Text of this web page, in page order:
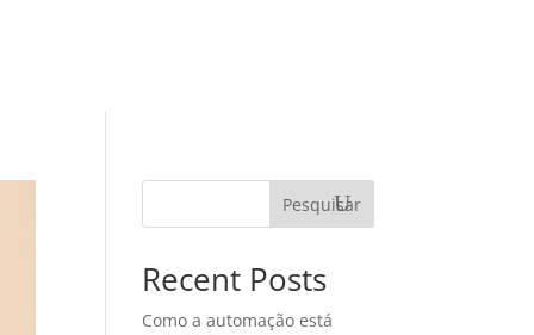
Pesquisar
Recent Posts
Como a automação está